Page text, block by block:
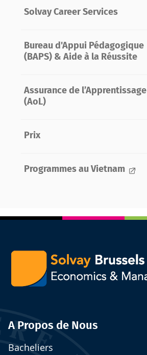
Solvay Career Services
Bureau d'Appui Pédagogique
(BAPS) & Aide à la Réussite
Assurance de l’Apprentissage
(AoL)
Prix
Programmes au Vietnam
A Propos de Nous
Bacheliers